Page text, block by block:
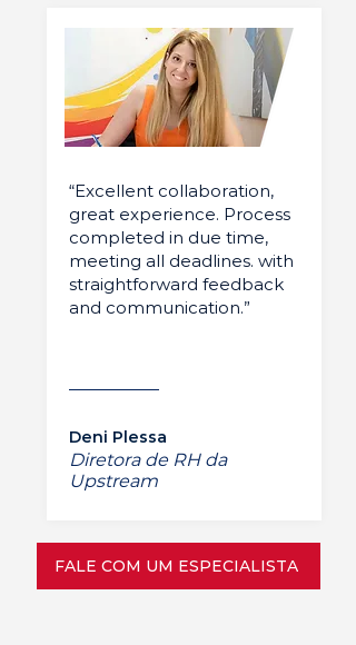
“Excellent collaboration,
great experience. Process
completed in due time,
meeting all deadlines. with
straightforward feedback
and communication.”
Deni Plessa
Diretora de RH da
Upstream
FALE COM UM ESPECIALISTA